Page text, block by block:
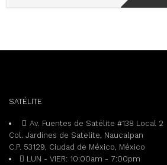
SATÉLITE
Av. Fuentes de Satélite #138 Local 2
Col. Jardines de Satelite, Naucalpan
C.P. 53129, Ciudad de México, México
LUN - VIER: 10:00am - 7:00pm